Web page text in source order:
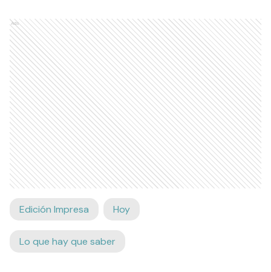
Ads
Edición Impresa Hoy
Lo que hay que saber